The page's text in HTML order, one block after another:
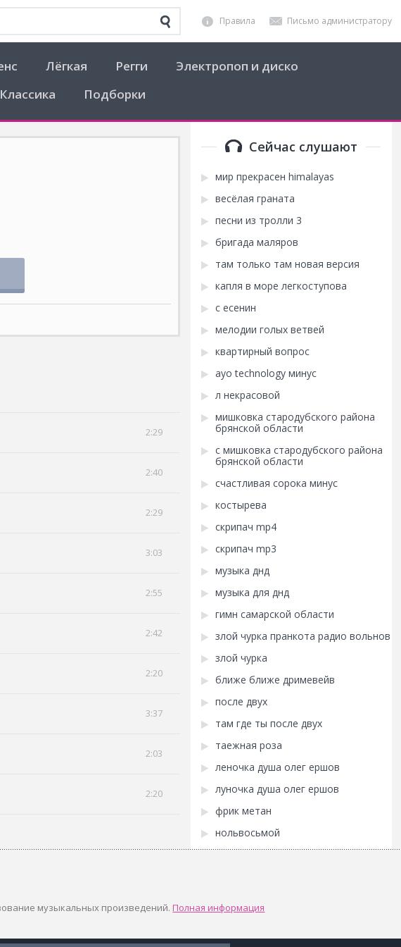
Правила Письмо администратору
Лёгкая Регги
Электропоп и диско
Классика Подборки
2:29
2:40
2:29
3:03
2:55
2:42
2:20
3:37
2:03
2:20
Сейчас слушают
мир прекрасен himalayas
весёлая граната
песни из тролли 3
бригада маляров
там только там новая версия
капля в море легкоступова
с есенин
мелодии голых ветвей
квартирный вопрос
ayo technology минус
л некрасовой
мишковка стародубского района
брянской области
с мишковка стародубского района
брянской области
счастливая сорока минус
костырева
скрипач mp4
скрипач mp3
музыка днд
музыка для днд
гимн самарской области
злой чурка пранкота радио вольнов
злой чурка
ближе ближе дримевейв
после двух
там где ты после двух
таежная роза
леночка душа олег ершов
луночка душа олег ершов
фрик метан
нольвосьмой
музыкальных произведений.Полная информация